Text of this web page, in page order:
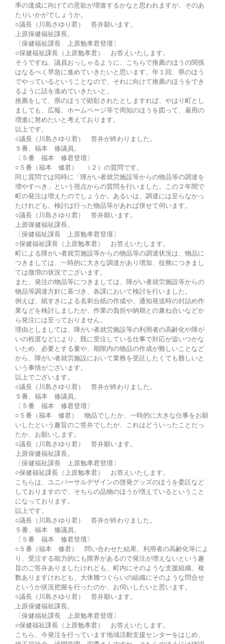
率の達成に向けての意欲が増進するかなと思われますが、そのあ
たりいかがでしょうか。
○議長（川島さゆり君） 答弁願います。
上原保健福祉課長。
〔保健福祉課長 上原勉孝君登壇〕
○保健福祉課長（上原勉孝君） お答えいたします。
そうですね、議員おっしゃるように、こちらで推薦のほうの関係
はなるべく早急に進めていきたいと思います。年１回、県のほう
でやっているということなので、それに向けて推薦のほうをでき
るように話を進めていきたいと。
推薦をして、県のほうで顕彰されたとしますれば、やはり町とし
ましても、広報、ホームページ等で周知のほうを図って、雇用の
増進に努めたいと考えております。
以上です。
○議長（川島さゆり君） 答弁が終わりました。
５番、福本 修議員。
〔５番 福本 修君登壇〕
○５番（福本 修君） （２）の質問です。
同じ質問では同時に「障がい者就労施設等からの物品等の調達を
増やすべき」という視点からの質問を行いました。この２年間で
町の発注は増えたのでしょうか。あるいは、調達には至らなかっ
たけれども、検討は行った物品等があれば併せて伺います。
○議長（川島さゆり君） 答弁願います。
上原保健福祉課長。
〔保健福祉課長 上原勉孝君登壇〕
○保健福祉課長（上原勉孝君） お答えいたします。
町による障がい者就労施設等からの物品等の調達状況は、物品に
つきましては、一時的に大きな調達があり増加、役務につきまし
ては微増の状況でございます。
また、発注の物品等につきましては、障がい者就労施設等からの
物品等調達方針に基づき、各課において検討を行いました。
例えば、紙すきによる名刺台紙の作成や、通知発送時の封詰め作
業などを検討しましたが、作業の負担や納期との兼ね合いなどか
ら発注には至っておりません。
理由としましては、障がい者就労施設等の利用者の高齢化や障が
いの程度などにより、既に受注している仕事で対応が追いつかな
いため、必要とする量や、期限内の物品の作成が難しいことなど
から、障がい者就労施設において業務を受託したくても難しいと
いう事情がございます。
以上でございます。
○議長（川島さゆり君） 答弁が終わりました。
５番、福本 修議員。
〔５番 福本 修君登壇〕
○５番（福本 修君） 物品でしたか、一時的に大きな仕事をお願
いしたという趣旨のご答弁でしたが、これはどういったことだっ
たか、お願いします。
○議長（川島さゆり君） 答弁願います。
上原保健福祉課長。
〔保健福祉課長 上原勉孝君登壇〕
○保健福祉課長（上原勉孝君） お答えいたします。
こちらは、ユニバーサルデザインの啓発グッズのほうを委託など
しておりますので、そちらの品物のほうが増えているということ
になっております。
以上です。
○議長（川島さゆり君） 答弁が終わりました。
５番、福本 修議員。
〔５番 福本 修君登壇〕
○５番（福本 修君） 問い合わせた結果、利用者の高齢化等によ
り、受注する能力的にも限界があるので発注が増えないという趣
旨のご答弁ありましたけれども、町内にそのような支援組織、複
数ありますけれども、大体幾つぐらいの組織にそのような問合せ
というか状況把握を行ったのか、お伺いしたいと思います。
○議長（川島さゆり君） 答弁願います。
上原保健福祉課長。
〔保健福祉課長 上原勉孝君登壇〕
○保健福祉課長（上原勉孝君） お答えいたします。
こちら、今発注を行っています地域活動支援センターをはじめ、